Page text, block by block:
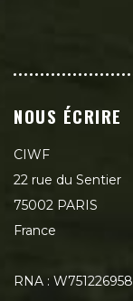
NOUS ÉCRIRE
CIWF
22 rue du Sentier
75002 PARIS
France
RNA : W751226958